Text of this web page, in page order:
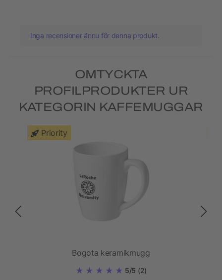
Inga recensioner ännu för denna produkt.
OMTYCKTA
PROFILPRODUKTER UR
KATEGORIN KAFFEMUGGAR
Priority
Bogota keramikmugg
5/5 (2)